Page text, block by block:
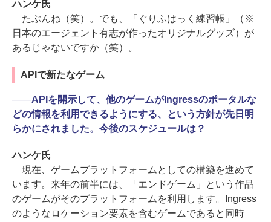
ハンケ氏
たぶんね（笑）。でも、「ぐりふはっく練習帳」（※
日本のエージェント有志が作ったオリジナルグッズ）が
あるじゃないですか（笑）。
APIで新たなゲーム
――APIを開示して、他のゲームがIngressのポータルな
どの情報を利用できるようにする、という方針が先日明
らかにされました。今後のスケジュールは？
ハンケ氏
現在、ゲームプラットフォームとしての構築を進めて
います。来年の前半には、「エンドゲーム」という作品
のゲームがそのプラットフォームを利用します。Ingress
のようなロケーション要素を含むゲームであると同時